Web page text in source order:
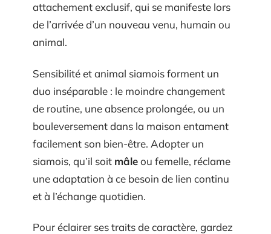
attachement exclusif, qui se manifeste lors
de l’arrivée d’un nouveau venu, humain ou
animal.
Sensibilité et animal siamois forment un
duo inséparable : le moindre changement
de routine, une absence prolongée, ou un
bouleversement dans la maison entament
facilement son bien-être. Adopter un
siamois, qu’il soit mâleou femelle, réclame
une adaptation à ce besoin de lien continu
et à l’échange quotidien.
Pour éclairer ses traits de caractère, gardez